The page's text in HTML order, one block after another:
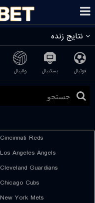
نتایج زنده
فوتبال بسکتبال والیبال
Cincinnati Reds
Los Angeles Angels
Cleveland Guardians
Chicago Cubs
New York Mets